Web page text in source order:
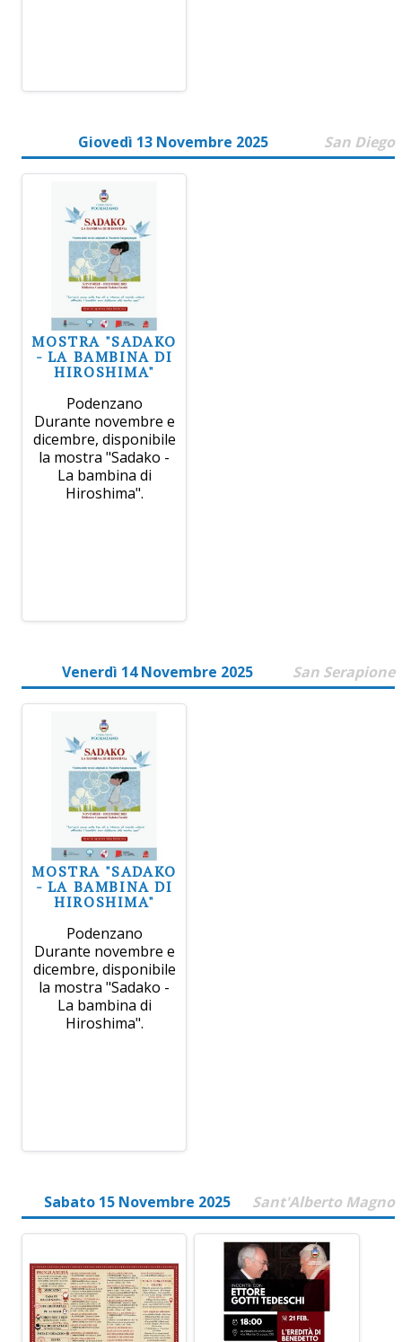
Giovedì 13 Novembre 2025 San Diego
MOSTRA "SADAKO
- LA BAMBINA DI
HIROSHIMA"
Podenzano
Durante novembre e
dicembre, disponibile
la mostra "Sadako -
La bambina di
Hiroshima".
Venerdì 14 Novembre 2025 San Serapione
MOSTRA "SADAKO
- LA BAMBINA DI
HIROSHIMA"
Podenzano
Durante novembre e
dicembre, disponibile
la mostra "Sadako -
La bambina di
Hiroshima".
Sabato 15 Novembre 2025 Sant'Alberto Magno